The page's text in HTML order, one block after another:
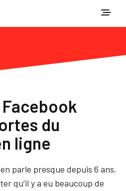
du
ligne
parle presque depuis 6 ans.
qu’il y a eu beaucoup de